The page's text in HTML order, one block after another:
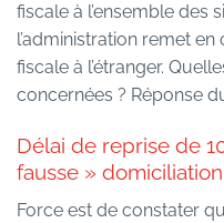
fiscale à l’ensemble des
l’administration remet
fiscale à l’étranger.
concernées ? Réponse
Délai de reprise de
fausse »
Force est de constater